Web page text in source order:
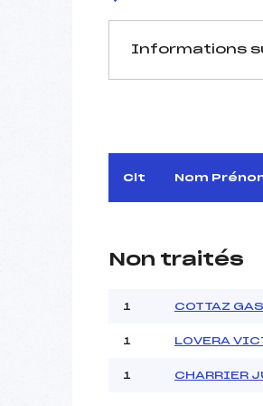
Informations
D.T Adjoint :
Dir. Epreuve :
Coefficient :
Style :
Clt Nom
Non traités
1 COTTAZ
1 LOVERA
1 CHARRIER